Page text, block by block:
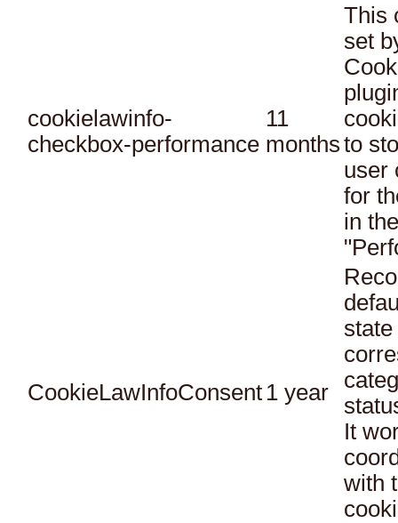
cookielawinfo-
checkbox-performance
11
months
This
set
to
user
for
in
CookieLawInfoConsent 1 year
It
with